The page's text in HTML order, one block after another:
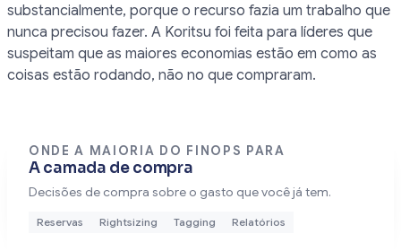
substancialmente, porque o recurso fazia um trabalho que
nunca precisou fazer. A Koritsu foi feita para líderes que
suspeitam que as maiores economias estão em como as
coisas estão rodando, não no que compraram.
ONDE A MAIORIA DO FINOPS PARA
A camada de compra
Decisões de compra sobre o gasto que você já tem.
Reservas Rightsizing Tagging Relatórios